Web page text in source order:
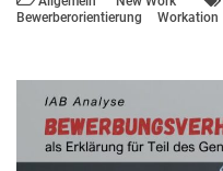
Bewerberorientierung
Workation